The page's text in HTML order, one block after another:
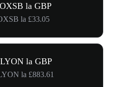
la GBP
la £33.05
la GBP
la £883.61